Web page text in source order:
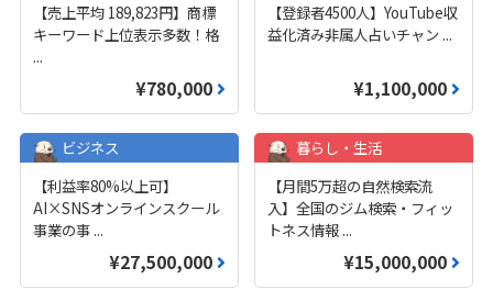
【売上平均 189,823円】商標
キーワード上位表示多数！格
...
¥780,000
【登録者4500人】YouTube収
益化済み非属人占いチャン ...
¥1,100,000
ビジネス
【利益率80%以上可】
AI×SNSオンラインスクール
事業の事 ...
¥27,500,000
暮らし・生活
【月間5万超の自然検索流
入】全国のジム検索・フィッ
トネス情報 ...
¥15,000,000